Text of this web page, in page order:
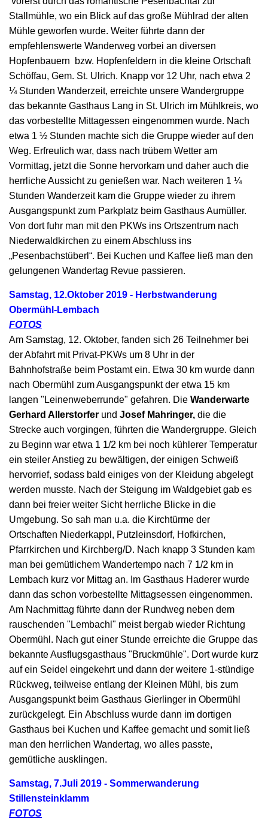
Stallmühle, wo ein Blick auf das große Mühlrad der alten
Mühle geworfen wurde. Weiter führte dann der
empfehlenswerte Wanderweg vorbei an diversen
Hopfenbauern bzw. Hopfenfeldern in die kleine Ortschaft
Schöffau, Gem. St. Ulrich. Knapp vor 12 Uhr, nach etwa 2
¼ Stunden Wanderzeit, erreichte unsere Wandergruppe
das bekannte Gasthaus Lang in St. Ulrich im Mühlkreis, wo
das vorbestellte Mittagessen eingenommen wurde. Nach
etwa 1 ½ Stunden machte sich die Gruppe wieder auf den
Weg. Erfreulich war, dass nach trübem Wetter am
Vormittag, jetzt die Sonne hervorkam und daher auch die
herrliche Aussicht zu genießen war. Nach weiteren 1 ¼
Stunden Wanderzeit kam die Gruppe wieder zu ihrem
Ausgangspunkt zum Parkplatz beim Gasthaus Aumüller.
Von dort fuhr man mit den PKWs ins Ortszentrum nach
Niederwaldkirchen zu einem Abschluss ins
„Pesenbachstüberl“. Bei Kuchen und Kaffee ließ man den
gelungenen Wandertag Revue passieren.
Samstag, 12.Oktober 2019 - Herbstwanderung
Obermühl-Lembach
FOTOS
Am Samstag, 12. Oktober, fanden sich 26 Teilnehmer bei
der Abfahrt mit Privat-PKWs um 8 Uhr in der
Bahnhofstraße beim Postamt ein. Etwa 30 km wurde dann
nach Obermühl zum Ausgangspunkt der etwa 15 km
langen "Leinenweberrunde" gefahren. Die Wanderwarte
Gerhard Allerstorfer und Josef Mahringer, die die
Strecke auch vorgingen, führten die Wandergruppe. Gleich
zu Beginn war etwa 1 1/2 km bei noch kühlerer Temperatur
ein steiler Anstieg zu bewältigen, der einigen Schweiß
hervorrief, sodass bald einiges von der Kleidung abgelegt
werden musste. Nach der Steigung im Waldgebiet gab es
dann bei freier weiter Sicht herrliche Blicke in die
Umgebung. So sah man u.a. die Kirchtürme der
Ortschaften Niederkappl, Putzleinsdorf, Hofkirchen,
Pfarrkirchen und Kirchberg/D. Nach knapp 3 Stunden kam
man bei gemütlichem Wandertempo nach 7 1/2 km in
Lembach kurz vor Mittag an. Im Gasthaus Haderer wurde
dann das schon vorbestellte Mittagsessen eingenommen.
Am Nachmittag führte dann der Rundweg neben dem
rauschenden "Lembachl" meist bergab wieder Richtung
Obermühl. Nach gut einer Stunde erreichte die Gruppe das
bekannte Ausflugsgasthaus "Bruckmühle". Dort wurde kurz
auf ein Seidel eingekehrt und dann der weitere 1-stündige
Rückweg, teilweise entlang der Kleinen Mühl, bis zum
Ausgangspunkt beim Gasthaus Gierlinger in Obermühl
zurückgelegt. Ein Abschluss wurde dann im dortigen
Gasthaus bei Kuchen und Kaffee gemacht und somit ließ
man den herrlichen Wandertag, wo alles passte,
gemütliche ausklingen.
Samstag, 7.Juli 2019 - Sommerwanderung
Stillensteinklamm
FOTOS